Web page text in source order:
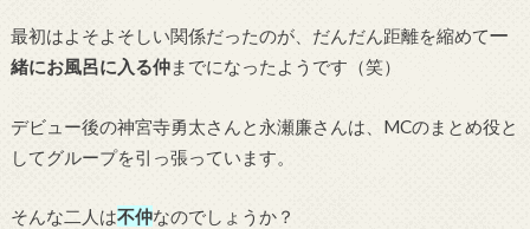
最初はよそよそしい関係だったのが、だんだん距離を縮めて一
緒にお風呂に入る仲までになったようです（笑）
デビュー後の神宮寺勇太さんと永瀬廉さんは、MCのまとめ役と
してグループを引っ張っています。
そんな二人は不仲なのでしょうか？